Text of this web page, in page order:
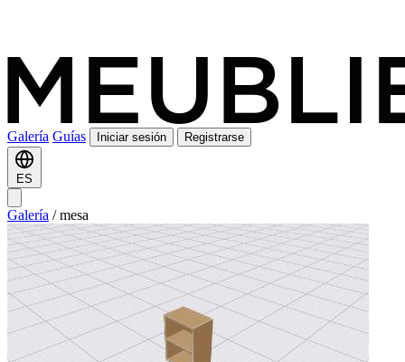
Galería Guías Iniciar sesión Registrarse
ES
Galería / mesa